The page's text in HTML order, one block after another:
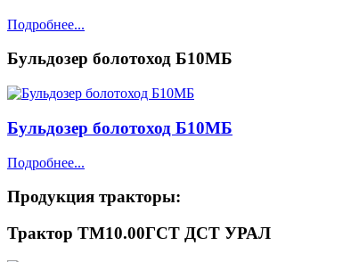
Подробнее...
Бульдозер болотоход Б10МБ
Бульдозер болотоход Б10МБ
Подробнее...
Продукция тракторы:
Трактор ТМ10.00ГСТ ДСТ УРАЛ